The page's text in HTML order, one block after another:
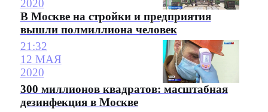
2020
В Москве на стройки и предприятия
вышли полмиллиона человек
21:32
12 МАЯ
2020
300 миллионов квадратов: масштабная
дезинфекция в Москве